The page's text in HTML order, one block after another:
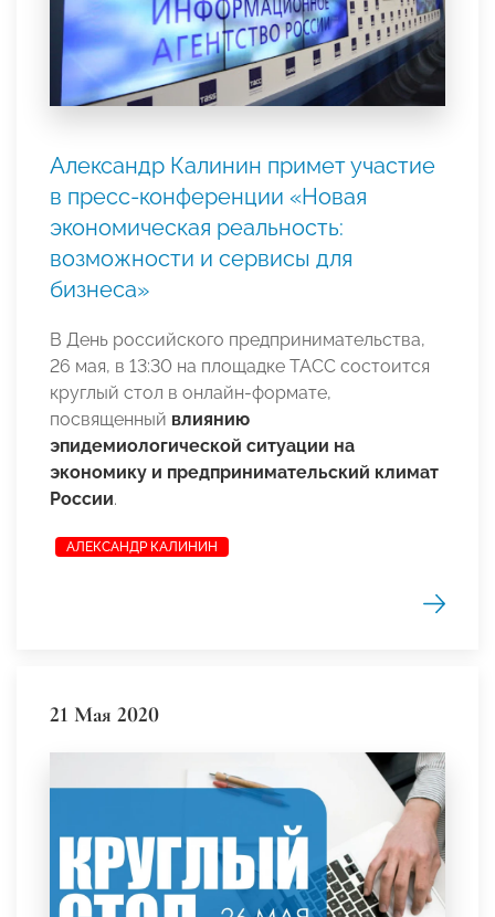
Александр Калинин примет участие
в пресс-конференции «Новая
экономическая реальность:
возможности и сервисы для
бизнеса»
В День российского предпринимательства,
26 мая, в 13:30 на площадке ТАСС состоится
круглый стол в онлайн-формате,
посвященный влиянию
эпидемиологической ситуации на
экономику и предпринимательский климат
России.
АЛЕКСАНДР КАЛИНИН
21 Мая 2020